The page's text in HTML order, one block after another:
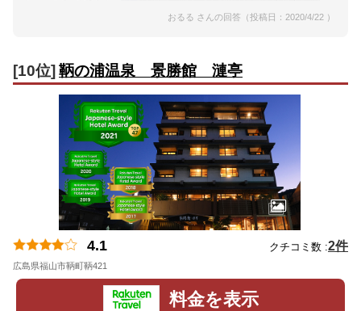
おるる さんの回答（投稿日：2020/4/22 ）
[10位]鞆の浦温泉 景勝館 漣亭
4.1 クチコミ数 :2件
広島県福山市鞆町鞆421
料金を表示